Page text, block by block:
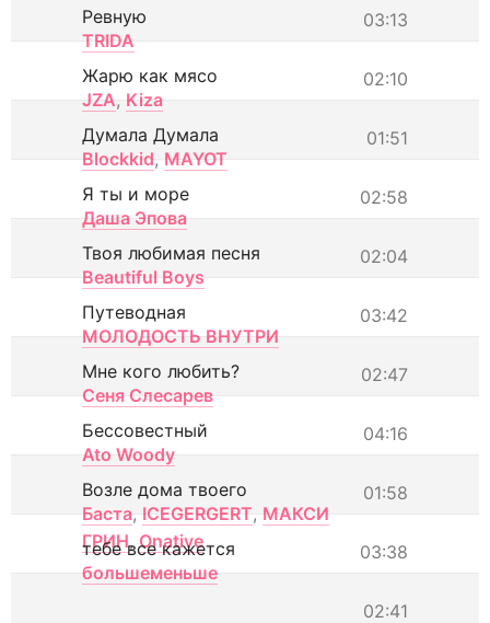
03:13
Ревную
TRIDA
02:10
Жарю как мясо
JZA, Kiza
01:51
Думала Думала
Blockkid, MAYOT
02:58
Я ты и море
Даша Эпова
02:04
Твоя любимая песня
Beautiful Boys
03:42
Путеводная
МОЛОДОСТЬ ВНУТРИ
02:47
Мне кого любить?
Сеня Слесарев
04:16
Бессовестный
Ato Woody
01:58
Возле дома твоего
Баста, ICEGERGERT, МАКСИ
ГРИН, Onative 03:38
тебе все кажется
большеменьше
02:41